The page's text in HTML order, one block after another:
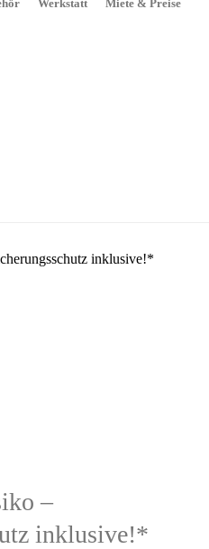
Werkstatt Miete & Preise
–
inklusive!*